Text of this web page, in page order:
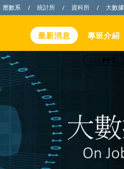
應數系 / 統計所 / 資科所 / 大數
最新消息 專班介紹